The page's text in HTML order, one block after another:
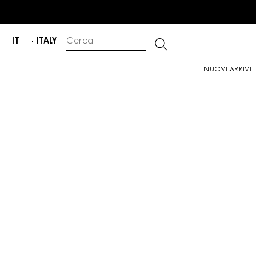
IT - ITALY
NUOVI ARRIVI